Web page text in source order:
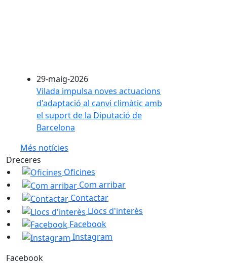
29-maig-2026
Vilada impulsa noves actuacions
d'adaptació al canvi climàtic amb
el suport de la Diputació de
Barcelona
Més notícies
Dreceres
Oficines
Com arribar
Contactar
Llocs d'interès
Facebook
Instagram
Facebook